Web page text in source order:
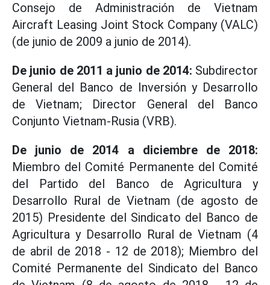
Consejo de Administración de Vietnam
Aircraft Leasing Joint Stock Company (VALC)
(de junio de 2009 a junio de 2014).
De junio de 2011 a junio de 2014: Subdirector
General del Banco de Inversión y Desarrollo
de Vietnam; Director General del Banco
Conjunto Vietnam-Rusia (VRB).
De junio de 2014 a diciembre de 2018:
Miembro del Comité Permanente del Comité
del Partido del Banco de Agricultura y
Desarrollo Rural de Vietnam (de agosto de
2015) Presidente del Sindicato del Banco de
Agricultura y Desarrollo Rural de Vietnam (4
de abril de 2018 - 12 de 2018); Miembro del
Comité Permanente del Sindicato del Banco